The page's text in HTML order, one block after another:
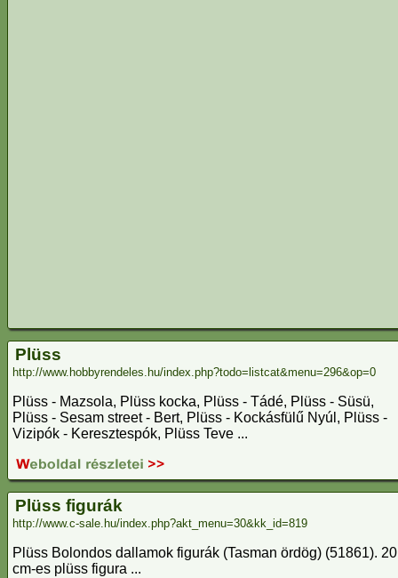
Plüss
http://www.hobbyrendeles.hu/index.php?todo=listcat&menu=296&op=0
Plüss - Mazsola, Plüss kocka, Plüss - Tádé, Plüss - Süsü,
Plüss - Sesam street - Bert, Plüss - Kockásfülű Nyúl, Plüss -
Vizipók - Keresztespók, Plüss Teve ...
Plüss figurák
http://www.c-sale.hu/index.php?akt_menu=30&kk_id=819
Plüss Bolondos dallamok figurák (Tasman ördög) (51861). 20
cm-es plüss figura ...